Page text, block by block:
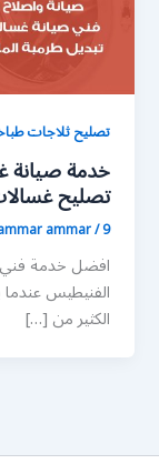
تصليح ثلاجات
تصليح
ammar/9 مايو، 2020
افضل خدمة فني
الفنيطيس
الكثير من […]